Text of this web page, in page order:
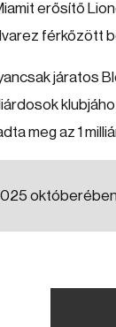
erősítő
férkőzött
járatos
meg az 1